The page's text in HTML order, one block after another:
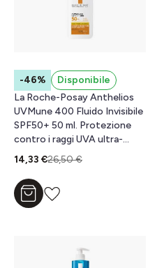
-46%
Disponibile
La Roche-Posay Anthelios
UVMune 400 Fluido Invisibile
SPF50+ 50 ml. Protezione
contro i raggi UVA ultra-
lunghi.
14,33 €26,50 €
Aggiungi al carrello